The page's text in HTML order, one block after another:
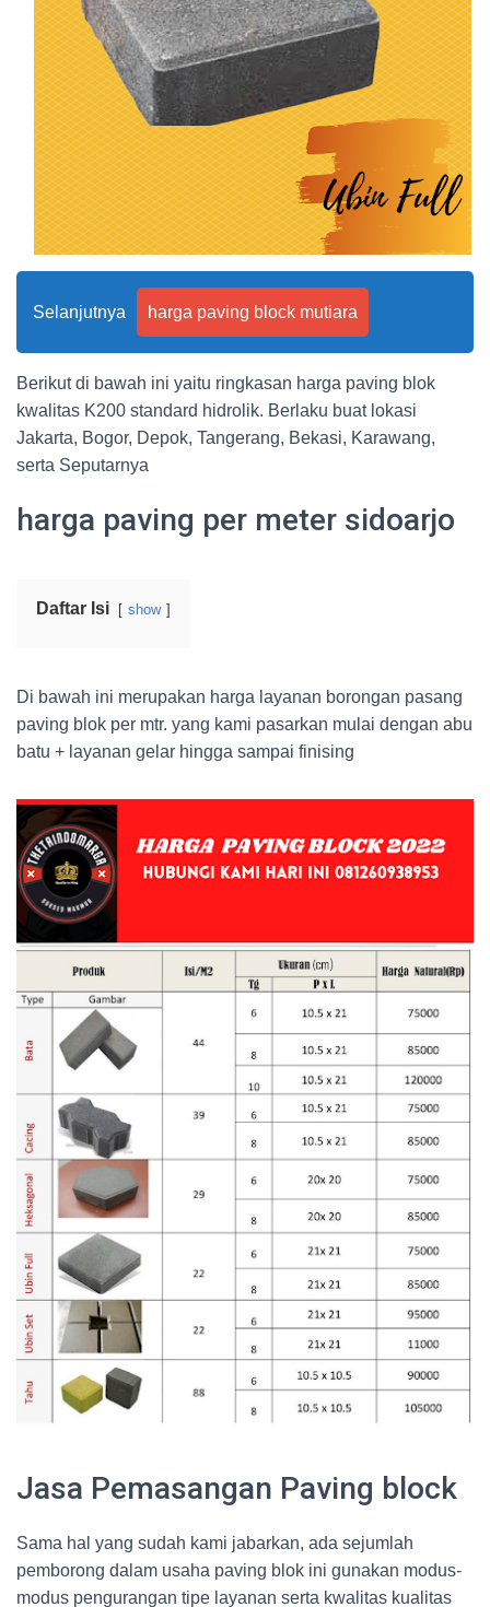
Selanjutnya harga paving block mutiara
Berikut di bawah ini yaitu ringkasan harga paving blok
kwalitas K200 standard hidrolik. Berlaku buat lokasi
Jakarta, Bogor, Depok, Tangerang, Bekasi, Karawang,
serta Seputarnya
harga paving per meter sidoarjo
Daftar Isi show
Di bawah ini merupakan harga layanan borongan pasang
paving blok per mtr. yang kami pasarkan mulai dengan abu
batu + layanan gelar hingga sampai finising
Jasa Pemasangan Paving block
Sama hal yang sudah kami jabarkan, ada sejumlah
pemborong dalam usaha paving blok ini gunakan modus-
modus pengurangan tipe layanan serta kwalitas kualitas